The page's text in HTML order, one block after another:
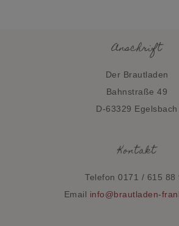
Anschrift
Der Brautladen
Bahnstraße 49
D-63329 Egelsbach
Kontakt
Telefon 0171 / 615 88
Email info@brautladen-